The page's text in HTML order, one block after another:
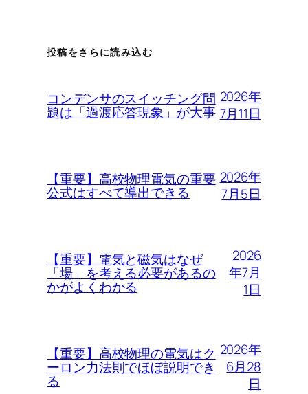
投稿をさらに読み込む
コンデンサのスイッチング問
題は「過渡応答現象」が大事
2026年
7月11日
【重要】高校物理電気の重要
公式はすべて導出できる
2026年
7月5日
【重要】電気と磁気はなぜ
「場」を考える必要があるの
かがよくわかる
2026
年7月
1日
【重要】高校物理の電気はク
ーロン力法則でほぼ説明でき
る
2026年
6月28
日